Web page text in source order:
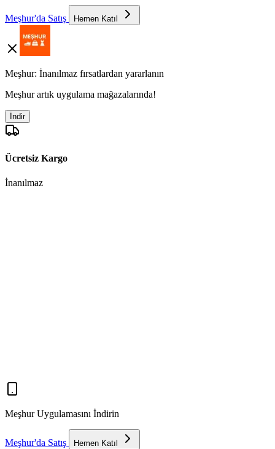
Meşhur'da Satış Hemen Katıl
Meşhur: İnanılmaz fırsatlardan yararlanın
Meşhur artık uygulama mağazalarında!
İndir
Ücretsiz Kargo
İnanılmaz
Meşhur Uygulamasını İndirin
Meşhur'da Satış Hemen Katıl